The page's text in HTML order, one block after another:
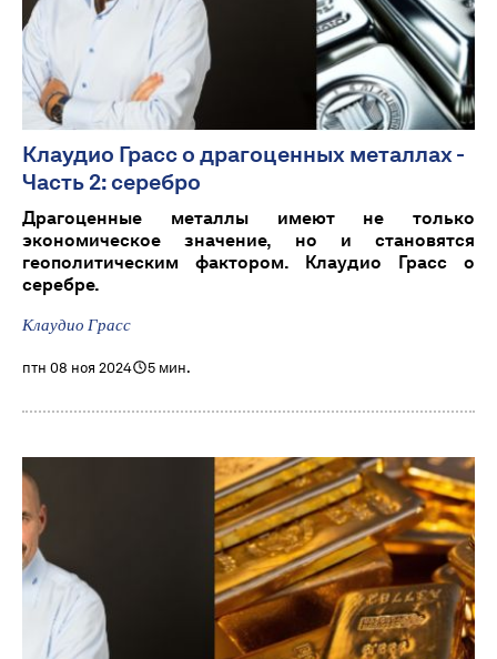
Клаудио Грасс о драгоценных металлах -
Часть 2: серебро
Драгоценные металлы имеют не только
экономическое значение, но и становятся
геополитическим фактором. Клаудио Грасс о
серебре.
Клаудио Грасс
птн 08 ноя 2024 5 мин.